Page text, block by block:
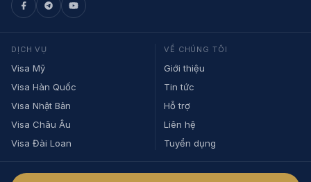
DỊCH VỤ
Visa Mỹ
Visa Hàn Quốc
Visa Nhật Bản
Visa Châu Âu
Visa Đài Loan
VỀ CHÚNG TÔI
Giới thiệu
Tin tức
Hỗ trợ
Liên hệ
Tuyển dụng